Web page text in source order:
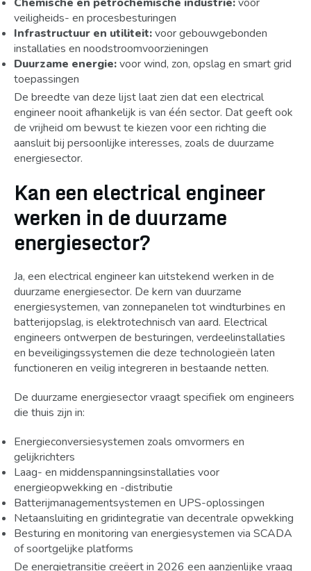
veiligheids- en procesbesturingen
Infrastructuur en utiliteit:voor gebouwgebonden
installaties en noodstroomvoorzieningen
Duurzame energie:voor wind, zon, opslag en smart grid
toepassingen
De breedte van deze lijst laat zien dat een electrical
engineer nooit afhankelijk is van één sector. Dat geeft ook
de vrijheid om bewust te kiezen voor een richting die
aansluit bij persoonlijke interesses, zoals de duurzame
energiesector.
Kan een electrical engineer
werken in de duurzame
energiesector?
Ja, een electrical engineer kan uitstekend werken in de
duurzame energiesector. De kern van duurzame
energiesystemen, van zonnepanelen tot windturbines en
batterijopslag, is elektrotechnisch van aard. Electrical
engineers ontwerpen de besturingen, verdeelinstallaties
en beveiligingssystemen die deze technologieën laten
functioneren en veilig integreren in bestaande netten.
De duurzame energiesector vraagt specifiek om engineers
die thuis zijn in:
Energieconversiesystemen zoals omvormers en
gelijkrichters
Laag- en middenspanningsinstallaties voor
energieopwekking en -distributie
Batterijmanagementsystemen en UPS-oplossingen
Netaansluiting en gridintegratie van decentrale opwekking
Besturing en monitoring van energiesystemen via SCADA
of soortgelijke platforms
De energietransitie creëert in 2026 een aanzienlijke vraag